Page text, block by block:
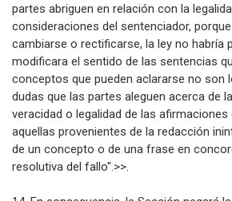
partes abriguen en relación con la
consideraciones del sentenciador,
cambiarse o rectificarse, la ley no habría
modificara el sentido de las sentencias
conceptos que pueden aclararse no son
dudas que las partes aleguen acerca de
veracidad o legalidad de las
aquellas provenientes de la redacción
de un concepto o de una frase en
resolutiva del fallo".>>.